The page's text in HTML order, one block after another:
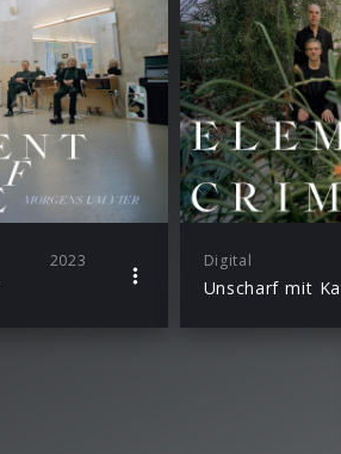
2023 Digital
Unscharf mit